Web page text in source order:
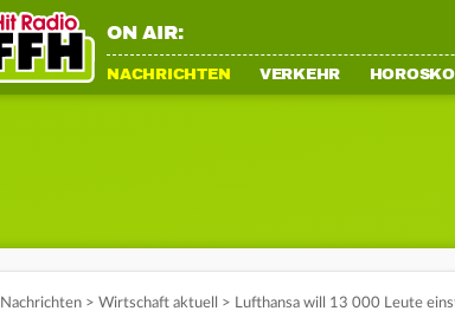
ON AIR:
NACHRICHTEN VERKEHR
Nachrichten > Wirtschaft aktuell > Lufthansa will 13 000 Leute